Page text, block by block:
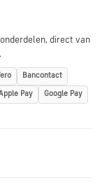
direct van
Bancontact
Pay Google Pay